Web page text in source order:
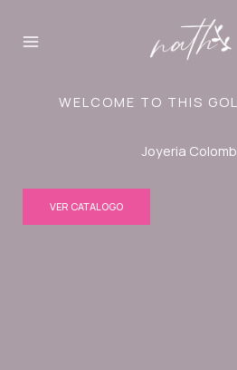
WELCOME TO THIS
Joyeria
VER CATALOGO